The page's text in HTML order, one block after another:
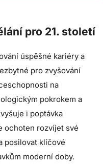
pro 21. století
úspěšné kariéry a
pro zvyšování
na
pokrokem a
i poptávka
ochoten rozvíjet své
posilovat klíčové
moderní doby.